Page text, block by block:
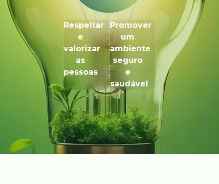
Respeitar
e
valorizar
as
pessoas
Promover
um
ambiente
seguro
e
saudável